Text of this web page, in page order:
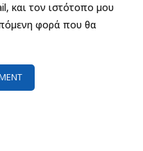
και τον ιστότοπο μου
φορά που θα